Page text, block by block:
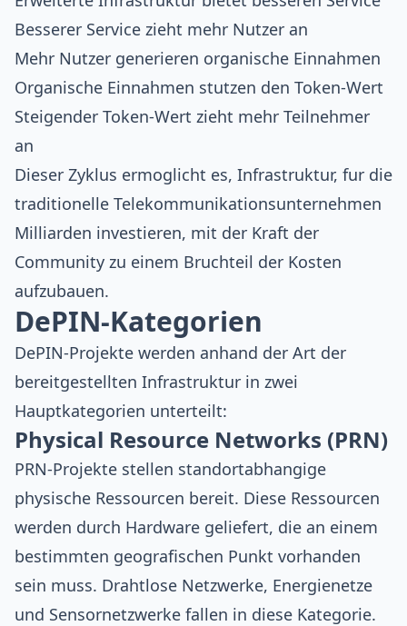
Besserer Service zieht mehr Nutzer an
Mehr Nutzer generieren organische Einnahmen
Organische Einnahmen stutzen den Token-Wert
Steigender Token-Wert zieht mehr Teilnehmer
an
Dieser Zyklus ermoglicht es, Infrastruktur, fur die
traditionelle Telekommunikationsunternehmen
Milliarden investieren, mit der Kraft der
Community zu einem Bruchteil der Kosten
aufzubauen.
DePIN-Kategorien
DePIN-Projekte werden anhand der Art der
bereitgestellten Infrastruktur in zwei
Hauptkategorien unterteilt:
Physical Resource Networks (PRN)
PRN-Projekte stellen standortabhangige
physische Ressourcen bereit. Diese Ressourcen
werden durch Hardware geliefert, die an einem
bestimmten geografischen Punkt vorhanden
sein muss. Drahtlose Netzwerke, Energienetze
und Sensornetzwerke fallen in diese Kategorie.